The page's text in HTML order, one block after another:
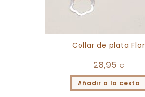
Collar de plata Flor
28,95 €
Añadir a la cesta